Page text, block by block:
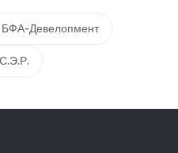
БФА-Девелопмент
С.Э.Р.